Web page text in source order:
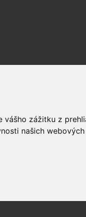
zážitku z
našich